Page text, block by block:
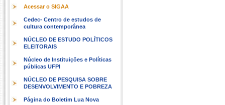
Acessar o SIGAA
Cedec- Centro de estudos de
cultura contemporânea
NÚCLEO DE ESTUDO POLÍTICOS
ELEITORAIS
Núcleo de Instituições e Políticas
públicas UFPI
NÚCLEO DE PESQUISA SOBRE
DESENVOLVIMENTO E POBREZA
Página do Boletim Lua Nova